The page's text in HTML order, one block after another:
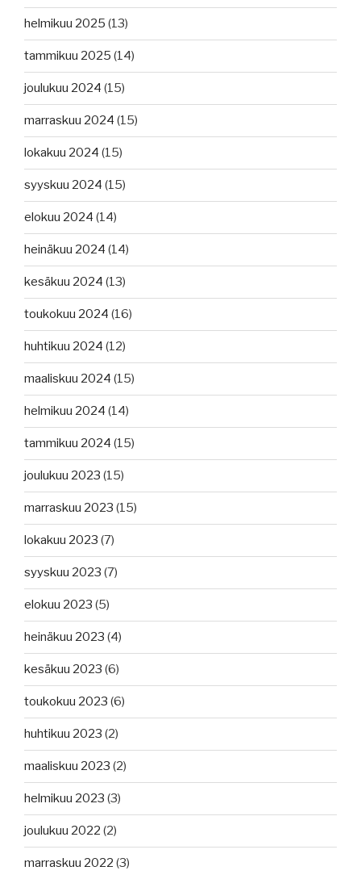
helmikuu 2025 (13)
tammikuu 2025 (14)
joulukuu 2024 (15)
marraskuu 2024 (15)
lokakuu 2024 (15)
syyskuu 2024 (15)
elokuu 2024 (14)
heinäkuu 2024 (14)
kesäkuu 2024 (13)
toukokuu 2024 (16)
huhtikuu 2024 (12)
maaliskuu 2024 (15)
helmikuu 2024 (14)
tammikuu 2024 (15)
joulukuu 2023 (15)
marraskuu 2023 (15)
lokakuu 2023 (7)
syyskuu 2023 (7)
elokuu 2023 (5)
heinäkuu 2023 (4)
kesäkuu 2023 (6)
toukokuu 2023 (6)
huhtikuu 2023 (2)
maaliskuu 2023 (2)
helmikuu 2023 (3)
joulukuu 2022 (2)
marraskuu 2022 (3)